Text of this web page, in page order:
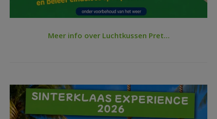
Meer info over Luchtkussen Pret…